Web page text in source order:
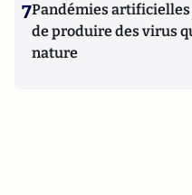
7Pandémies artificielles
de produire des virus
nature